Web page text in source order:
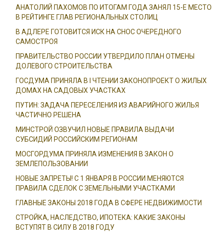
АНАТОЛИЙ ПАХОМОВ ПО ИТОГАМ ГОДА ЗАНЯЛ 15-Е МЕСТО
В РЕЙТИНГЕ ГЛАВ РЕГИОНАЛЬНЫХ СТОЛИЦ
В АДЛЕРЕ ГОТОВИТСЯ ИСК НА СНОС ОЧЕРЕДНОГО
САМОСТРОЯ
ПРАВИТЕЛЬСТВО РОССИИ УТВЕРДИЛО ПЛАН ОТМЕНЫ
ДОЛЕВОГО СТРОИТЕЛЬСТВА
ГОСДУМА ПРИНЯЛА В I ЧТЕНИИ ЗАКОНОПРОЕКТ О ЖИЛЫХ
ДОМАХ НА САДОВЫХ УЧАСТКАХ
ПУТИН: ЗАДАЧА ПЕРЕСЕЛЕНИЯ ИЗ АВАРИЙНОГО ЖИЛЬЯ
ЧАСТИЧНО РЕШЕНА
МИНСТРОЙ ОЗВУЧИЛ НОВЫЕ ПРАВИЛА ВЫДАЧИ
СУБСИДИЙ РОССИЙСКИМ РЕГИОНАМ
МОСГОРДУМА ПРИНЯЛА ИЗМЕНЕНИЯ В ЗАКОН О
ЗЕМЛЕПОЛЬЗОВАНИИ
НОВЫЕ ЗАПРЕТЫ! С 1 ЯНВАРЯ В РОССИИ МЕНЯЮТСЯ
ПРАВИЛА СДЕЛОК С ЗЕМЕЛЬНЫМИ УЧАСТКАМИ
ГЛАВНЫЕ ЗАКОНЫ 2018 ГОДА В СФЕРЕ НЕДВИЖИМОСТИ
СТРОЙКА, НАСЛЕДСТВО, ИПОТЕКА: КАКИЕ ЗАКОНЫ
ВСТУПЯТ В СИЛУ В 2018 ГОДУ